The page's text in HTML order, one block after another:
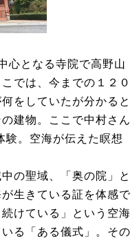
心となる寺院で高野山
では、今までの１２０
をしていたが分かると
建物。ここで中村さん
験。空海が伝えた瞑想
の聖域、「奥の院」と
生きている証を体感で
けている」という空海
る「ある儀式」。その